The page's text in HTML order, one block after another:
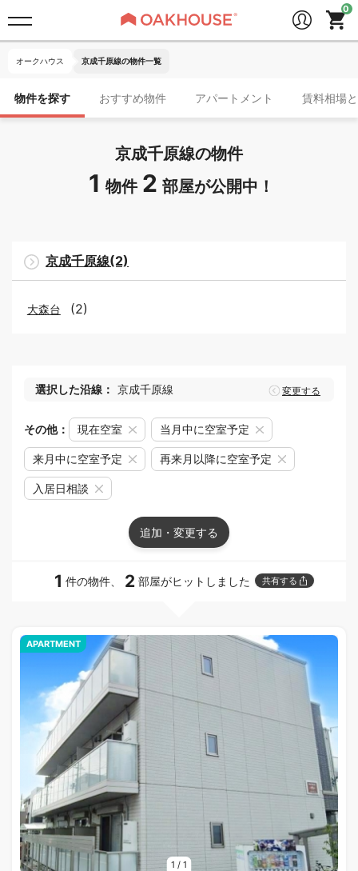
オークハウス 京成千原線の物件一覧
物件を探す おすすめ物件 アパートメント 賃料相場
京成千原線の物件
1 物件 2 部屋が公開中！
京成千原線(2)
大森台 (2)
選択した沿線： 京成千原線 変更する
その他： 現在空室 当月中に空室予定
来月中に空室予定 再来月以降に空室予定
入居日相談
追加・変更する
1 件の物件、 2 部屋がヒットしました 共有する
1 / 1
APARTMENT